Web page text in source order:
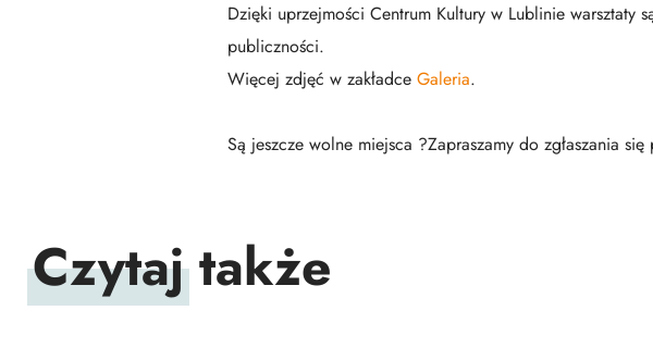
Dzięki uprzejmości Centrum Kultury w Lublinie warsztaty
publiczności.
Więcej zdjęć w zakładce Galeria.
Są jeszcze wolne miejsca ?Zapraszamy do zgłaszania
Czytajtakże